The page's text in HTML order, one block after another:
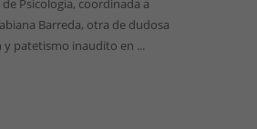
Psicología, coordinada a
Barreda, otra de dudosa
y patetismo inaudito en ...